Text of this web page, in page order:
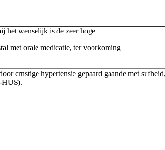
het wenselijk is de zeer hoge
met orale medicatie, ter voorkoming
ernstige hypertensie gepaard gaande met
HUS).